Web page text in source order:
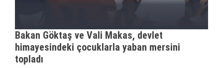
Bakan Göktaş ve Vali Makas, devlet
himayesindeki çocuklarla yaban mersini
topladı